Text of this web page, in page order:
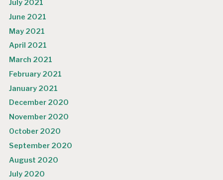
July 2021
June 2021
May 2021
April 2021
March 2021
February 2021
January 2021
December 2020
November 2020
October 2020
September 2020
August 2020
July 2020